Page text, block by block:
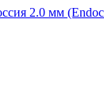
2.0 мм